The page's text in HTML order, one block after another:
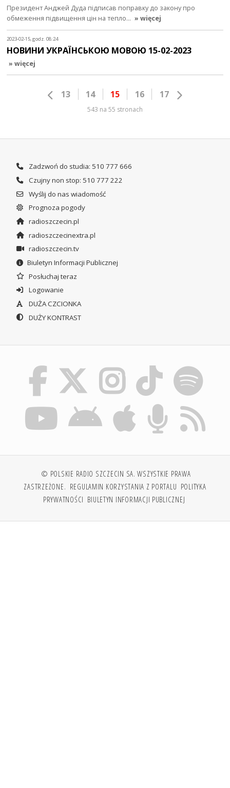
Президент Анджей Дуда підписав поправку до закону про
обмеження підвищення цін на тепло… » więcej
2023-02-15, godz. 08:24
НОВИНИ УКРАЇНСЬКОЮ МОВОЮ 15-02-2023
» więcej
13 14 15 16 17
543 na 55 stronach
Zadzwoń do studia: 510 777 666
Czujny non stop: 510 777 222
Wyślij do nas wiadomość
Prognoza pogody
radioszczecin.pl
radioszczecinextra.pl
radioszczecin.tv
Biuletyn Informacji Publicznej
Posłuchaj teraz
Logowanie
DUŻA CZCIONKA
DUŻY KONTRAST
© POLSKIE RADIO SZCZECIN SA. WSZYSTKIE PRAWA
ZASTRZEŻONE. REGULAMIN KORZYSTANIA Z PORTALU POLITYKA
PRYWATNOŚCI BIULETYN INFORMACJI PUBLICZNEJ